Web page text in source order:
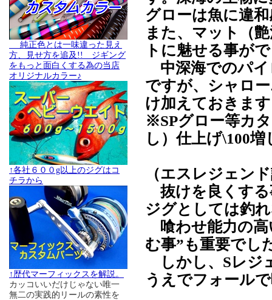
純正色とは一味違った見え
方、見せ方を追及!! ジギング
をもっと面白くする為の当店
オリジナルカラー♪
↑各社６００g以上のジグはコ
チラから
↑歴代マーフィックスを解説。
カッコいいだけじゃない唯一
無二の実践的リールの素性を
グローは魚に違
また、マット（
トに魅せる事が
中深海でのパイ
ですが、シャロ
け加えておきま
※SPグロー等カ
し）仕上げ\100
（エスレジェン
抜けを良くする
ジグとしては釣
喰わせ能力の高
む事”も重要でし
しかし、Sレジ
うえでフォール